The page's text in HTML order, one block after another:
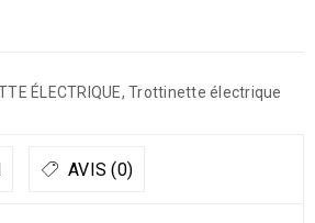
ÉLECTRIQUE, Trottinette électrique
AVIS (0)